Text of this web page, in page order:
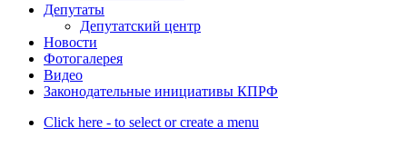
Депутаты
Депутатский центр
Новости
Фотогалерея
Видео
Законодательные инициативы КПРФ
Click here - to select or create a menu